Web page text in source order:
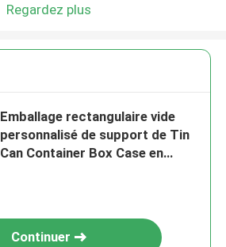
Regardez plus
Emballage rectangulaire vide
personnalisé de support de Tin
Can Container Box Case en
Continuer